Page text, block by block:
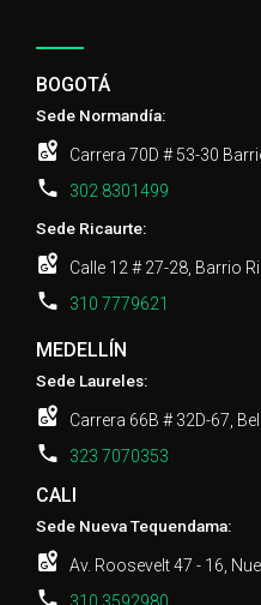
BOGOTÁ
Sede Normandía:
Carrera 70D # 53-30
302 8301499
Sede Ricaurte:
Calle 12 # 27-28, Barrio
310 7779621
MEDELLÍN
Sede Laureles:
Carrera 66B # 32D-67,
323 7070353
CALI
Sede Nueva Tequendama:
Av. Roosevelt 47 - 16,